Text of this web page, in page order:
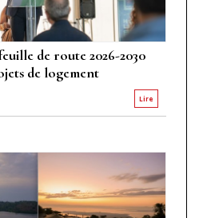
de route 2026-2030
de logement
Lire